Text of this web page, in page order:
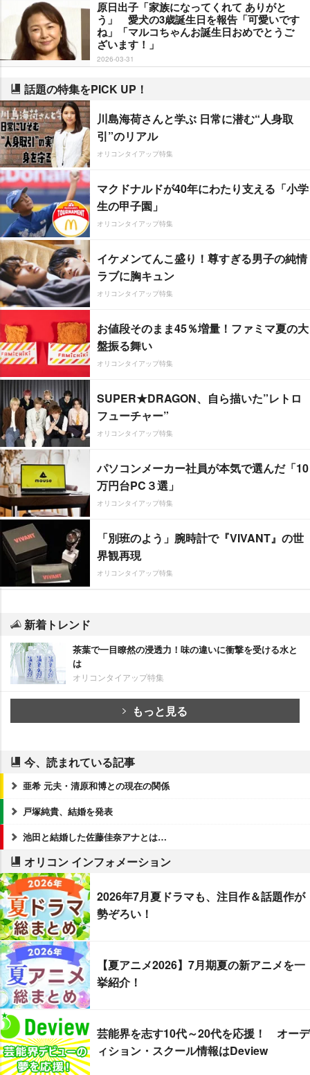
原日出子「家族になってくれて ありがと
う」 愛犬の3歳誕生日を報告「可愛いです
ね」「マルコちゃんお誕生日おめでとうご
ざいます！」
2026-03-31
話題の特集をPICK UP！
川島海荷さんと学ぶ 日常に潜む“人身取
引”のリアル
オリコンタイアップ特集
マクドナルドが40年にわたり支える「小学
生の甲子園」
オリコンタイアップ特集
イケメンてんこ盛り！尊すぎる男子の純情
ラブに胸キュン
オリコンタイアップ特集
お値段そのまま45％増量！ファミマ夏の大
盤振る舞い
オリコンタイアップ特集
SUPER★DRAGON、自ら描いた”レトロ
フューチャー”
オリコンタイアップ特集
パソコンメーカー社員が本気で選んだ「10
万円台PC３選」
オリコンタイアップ特集
「別班のよう」腕時計で『VIVANT』の世
界観再現
オリコンタイアップ特集
新着トレンド
茶葉で一目瞭然の浸透力！味の違いに衝撃を受ける水と
は
オリコンタイアップ特集
もっと見る
今、読まれている記事
亜希 元夫・清原和博との現在の関係
戸塚純貴、結婚を発表
池田と結婚した佐藤佳奈アナとは…
オリコン インフォメーション
2026年7月夏ドラマも、注目作＆話題作が
勢ぞろい！
【夏アニメ2026】7月期夏の新アニメを一
挙紹介！
芸能界を志す10代～20代を応援！ オーデ
ィション・スクール情報はDeview